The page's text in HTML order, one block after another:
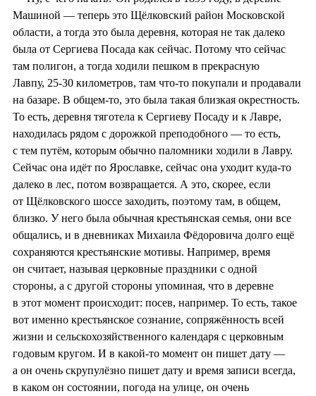
Машиной — теперь это Щёлковский район Московской
области, а тогда это была деревня, которая не так далеко
была от Сергиева Посада как сейчас. Потому что сейчас
там полигон, а тогда ходили пешком в прекрасную
Лавпу, 25-30 километров, там что-то покупали и продавали
на базаре. В общем-то, это была такая близкая окрестность.
То есть, деревня тяготела к Сергиеву Посаду и к Лавре,
находилась рядом с дорожкой преподобного — то есть,
с тем путём, которым обычно паломники ходили в Лавру.
Сейчас она идёт по Ярославке, сейчас она уходит куда-то
далеко в лес, потом возвращается. А это, скорее, если
от Щёлковского шоссе заходить, поэтому там, в общем,
близко. У него была обычная крестьянская семья, они все
общались, и в дневниках Михаила Фёдоровича долго ещё
сохраняются крестьянские мотивы. Например, время
он считает, называя церковные праздники с одной
стороны, а с другой стороны упоминая, что в деревне
в этот момент происходит: посев, например. То есть, такое
вот именно крестьянское сознание, сопряжённость всей
жизни и сельскохозяйственного календаря с церковным
годовым кругом. И в какой-то момент он пишет дату —
а он очень скрупулёзно пишет дату и время записи всегда,
в каком он состоянии, погода на улице, он очень